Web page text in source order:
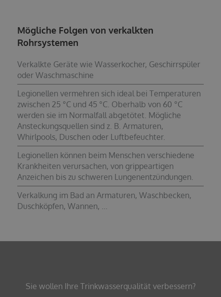
Mögliche Folgen von verkalkten
Rohrsystemen
Verkalkte Geräte wie Wasserkocher, Geschirrspüler
oder Waschmaschine
Legionellen vermehren sich ideal bei Temperaturen
zwischen 25 °C und 45 °C. Oberhalb von 60 °C
werden sie im Normalfall abgetötet. Mögliche
Ansteckungsquellen sind z. B. Armaturen,
Whirlpools, Duschen oder Luftbefeuchter.
Legionellen können beim Menschen verschiedene
Krankheiten verursachen, von grippeartigen
Anzeichen bis zu schweren Lungenentzündungen.
Verkalkung im Bad an Armaturen, Waschbecken,
Duschköpfen, Wannen, ...
Sie wollen Ihre Trinkwasserqualität verbessern?